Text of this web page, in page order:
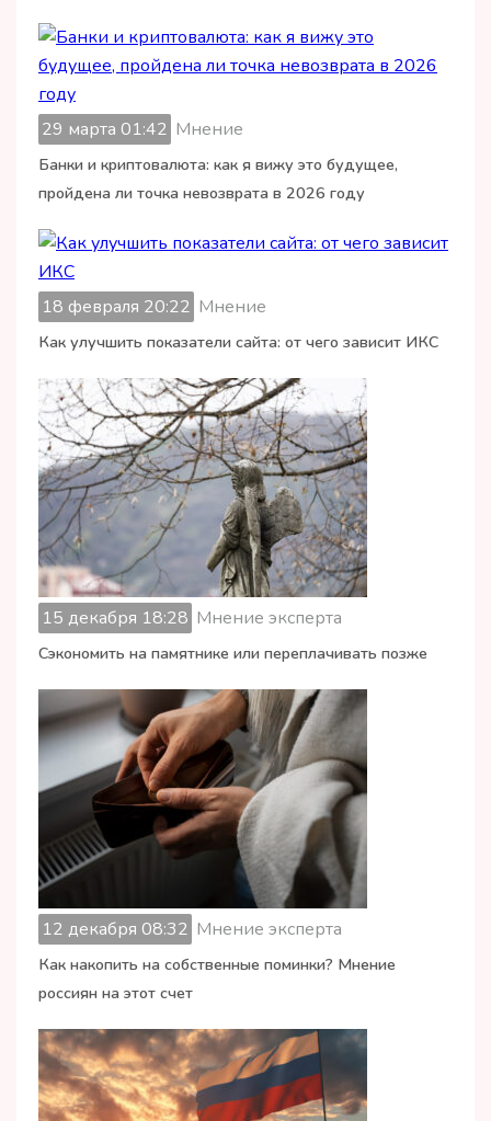
29 марта 01:42 Мнение
Банки и криптовалюта: как я вижу это будущее,
пройдена ли точка невозврата в 2026 году
18 февраля 20:22 Мнение
Как улучшить показатели сайта: от чего зависит ИКС
15 декабря 18:28 Мнение эксперта
Сэкономить на памятнике или переплачивать позже
12 декабря 08:32 Мнение эксперта
Как накопить на собственные поминки? Мнение
россиян на этот счет